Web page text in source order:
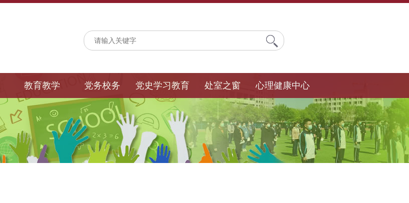
教育教学 党务校务 党史学习教育 处室之窗 心理健康中心